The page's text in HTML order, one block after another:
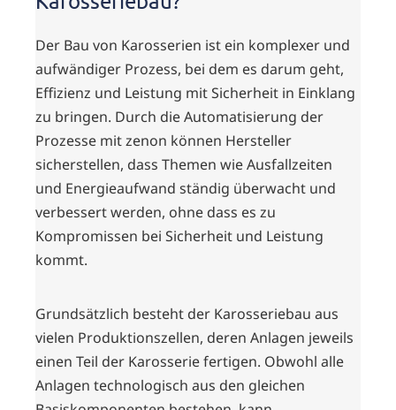
Der Bau von Karosserien ist ein komplexer und
aufwändiger Prozess, bei dem es darum geht,
Effizienz und Leistung mit Sicherheit in Einklang
zu bringen. Durch die Automatisierung der
Prozesse mit zenon können Hersteller
sicherstellen, dass Themen wie Ausfallzeiten
und Energieaufwand ständig überwacht und
verbessert werden, ohne dass es zu
Kompromissen bei Sicherheit und Leistung
kommt.
Grundsätzlich besteht der Karosseriebau aus
vielen Produktionszellen, deren Anlagen jeweils
einen Teil der Karosserie fertigen. Obwohl alle
Anlagen technologisch aus den gleichen